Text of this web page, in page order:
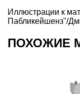
Иллюстрации к
Пабликейшенз"/
ПОХОЖИЕ